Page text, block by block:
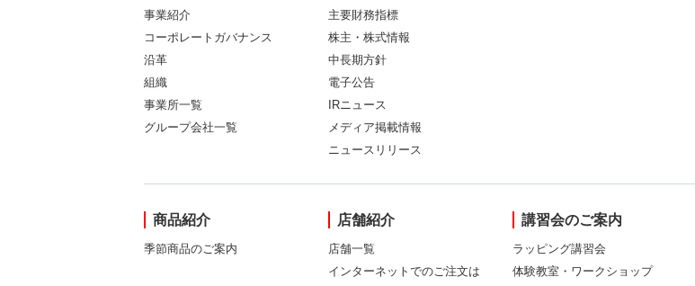
事業紹介
コーポレートガバナンス
沿革
組織
事業所一覧
グループ会社一覧
主要財務指標
株主・株式情報
中長期方針
電子公告
IRニュース
メディア掲載情報
ニュースリリース
商品紹介
季節商品のご案内
店舗紹介
店舗一覧
インターネットでのご注文は
講習会のご案内
ラッピング講習会
体験教室・ワークショップ